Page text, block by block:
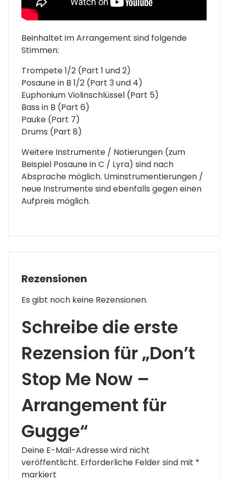
Beinhaltet im Arrangement sind folgende
Stimmen:
Trompete 1/2 (Part 1 und 2)
Posaune in B 1/2 (Part 3 und 4)
Euphonium Violinschlüssel (Part 5)
Bass in B (Part 6)
Pauke (Part 7)
Drums (Part 8)
Weitere Instrumente / Notierungen (zum
Beispiel Posaune in C / Lyra) sind nach
Absprache möglich. Uminstrumentierungen /
neue Instrumente sind ebenfalls gegen einen
Aufpreis möglich.
Rezensionen
Es gibt noch keine Rezensionen.
Schreibe die erste
Rezension für „Don’t
Stop Me Now –
Arrangement für
Gugge“
Deine E-Mail-Adresse wird nicht
veröffentlicht. Erforderliche Felder sind mit *
markiert